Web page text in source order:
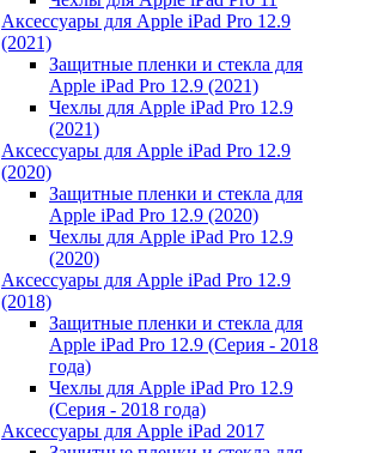
Аксессуары для Apple iPad Pro 12.9
(2021)
Защитные пленки и стекла для
Apple iPad Pro 12.9 (2021)
Чехлы для Apple iPad Pro 12.9
(2021)
Аксессуары для Apple iPad Pro 12.9
(2020)
Защитные пленки и стекла для
Apple iPad Pro 12.9 (2020)
Чехлы для Apple iPad Pro 12.9
(2020)
Аксессуары для Apple iPad Pro 12.9
(2018)
Защитные пленки и стекла для
Apple iPad Pro 12.9 (Серия - 2018
года)
Чехлы для Apple iPad Pro 12.9
(Серия - 2018 года)
Аксессуары для Apple iPad 2017